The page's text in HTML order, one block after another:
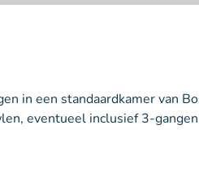
in een standaardkamer van
eventueel inclusief 3-